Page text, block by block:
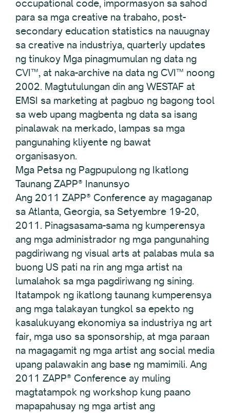
occupational code, impormasyon sa sahod
para sa mga creative na trabaho, post-
secondary education statistics na nauugnay
sa creative na industriya, quarterly updates
ng tinukoy Mga pinagmumulan ng data ng
CVI™, at naka-archive na data ng CVI™ noong
2002. Magtutulungan din ang WESTAF at
EMSI sa marketing at pagbuo ng bagong tool
sa web upang magbenta ng data sa isang
pinalawak na merkado, lampas sa mga
pangunahing kliyente ng bawat
organisasyon.
Mga Petsa ng Pagpupulong ng Ikatlong
Taunang ZAPP® Inanunsyo
Ang 2011 ZAPP® Conference ay magaganap
sa Atlanta, Georgia, sa Setyembre 19-20,
2011. Pinagsasama-sama ng kumperensya
ang mga administrador ng mga pangunahing
pagdiriwang ng visual arts at palabas mula sa
buong US pati na rin ang mga artist na
lumalahok sa mga pagdiriwang ng sining.
Itatampok ng ikatlong taunang kumperensya
ang mga talakayan tungkol sa epekto ng
kasalukuyang ekonomiya sa industriya ng art
fair, mga uso sa sponsorship, at mga paraan
na magagamit ng mga artist ang social media
upang palawakin ang base ng mamimili. Ang
2011 ZAPP® Conference ay muling
magtatampok ng workshop kung paano
mapapahusay ng mga artist ang